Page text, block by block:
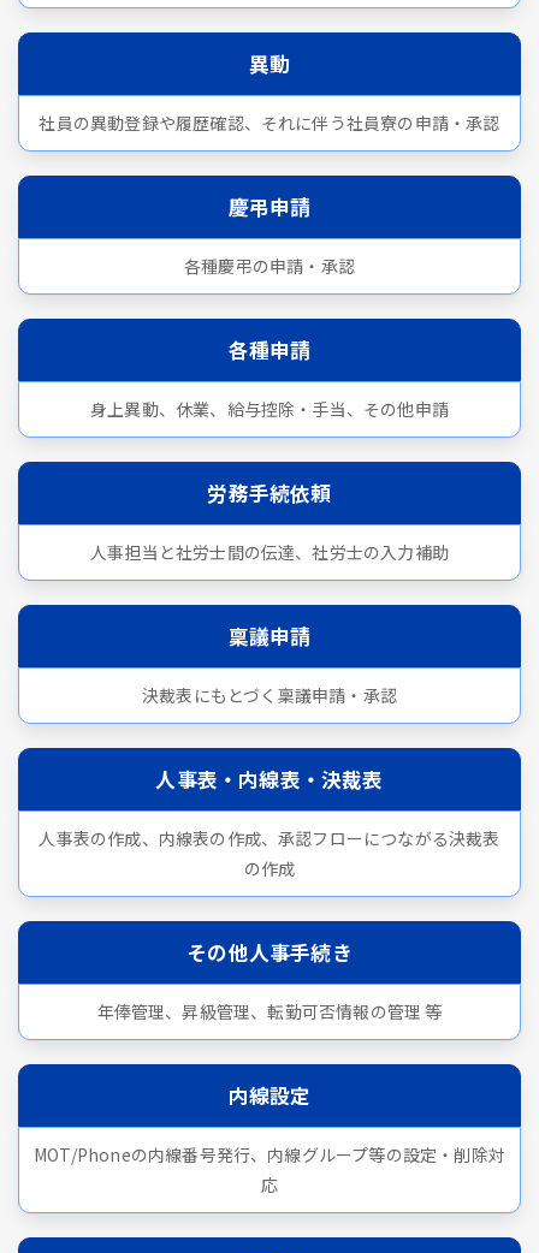
異動
社員の異動登録や履歴確認、それに伴う社員寮の申請・承認
慶弔申請
各種慶弔の申請・承認
各種申請
身上異動、休業、給与控除・手当、その他申請
労務手続依頼
人事担当と社労士間の伝達、社労士の入力補助
稟議申請
決裁表にもとづく稟議申請・承認
人事表・内線表・決裁表
人事表の作成、内線表の作成、承認フローにつながる決裁表
の作成
その他人事手続き
年俸管理、昇級管理、転勤可否情報の管理 等
内線設定
MOT/Phoneの内線番号発行、内線グループ等の設定・削除対
応